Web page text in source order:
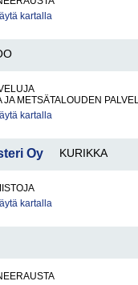
kartalla
JA METSÄTALOUDEN
kartalla
Oy KURIKKA
kartalla